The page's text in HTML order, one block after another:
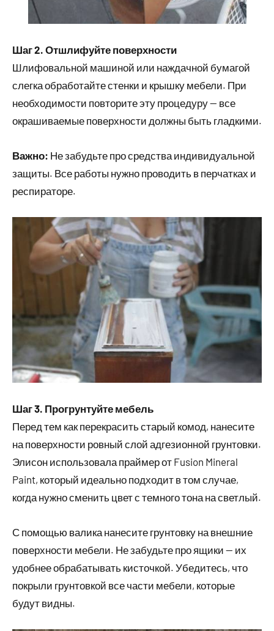
Шаг 2. Отшлифуйте поверхности
Шлифовальной машиной или наждачной бумагой
слегка обработайте стенки и крышку мебели. При
необходимости повторите эту процедуру — все
окрашиваемые поверхности должны быть гладкими.
Важно: Не забудьте про средства индивидуальной
защиты. Все работы нужно проводить в перчатках и
респираторе.
Шаг 3. Прогрунтуйте мебель
Перед тем как перекрасить старый комод, нанесите
на поверхности ровный слой адгезионной грунтовки.
Элисон использовала праймер от Fusion Mineral
Paint, который идеально подходит в том случае,
когда нужно сменить цвет с темного тона на светлый.
С помощью валика нанесите грунтовку на внешние
поверхности мебели. Не забудьте про ящики — их
удобнее обрабатывать кисточкой. Убедитесь, что
покрыли грунтовкой все части мебели, которые
будут видны.